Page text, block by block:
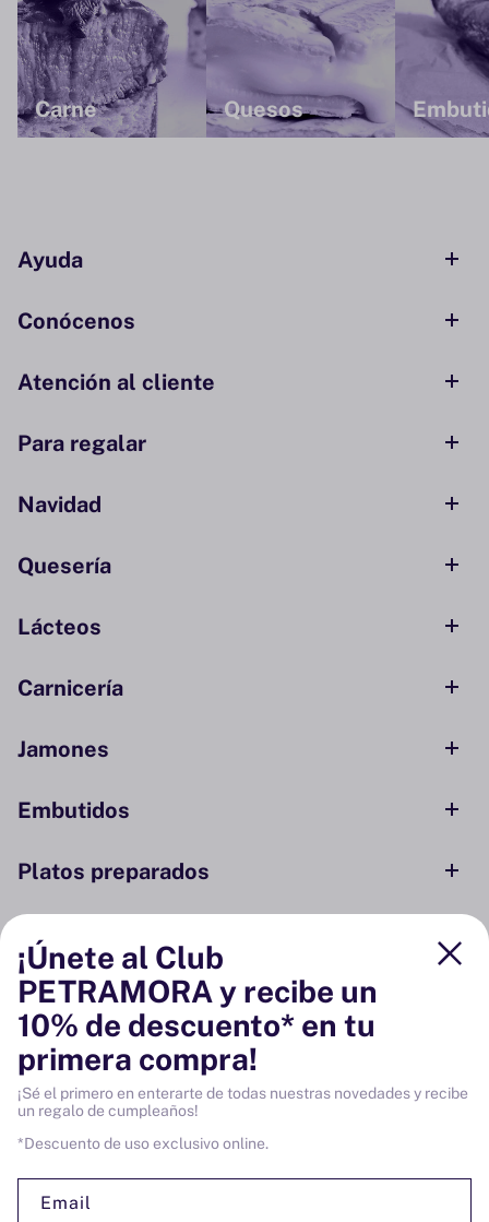
Carne Quesos
Ayuda
Conócenos
Atención al cliente
Para regalar
Navidad
Quesería
Lácteos
Carnicería
Jamones
Embutidos
Platos preparados
Conservas y ahumados
Despensa
Bodega
Vinos
¡Únete al Club
PETRAMORA y recibe un
10% de descuento* en tu
primera compra!
¡Sé el primero en enterarte de todas nuestras novedades y recibe
un regalo de cumpleaños!
*Descuento de uso exclusivo online.
Email